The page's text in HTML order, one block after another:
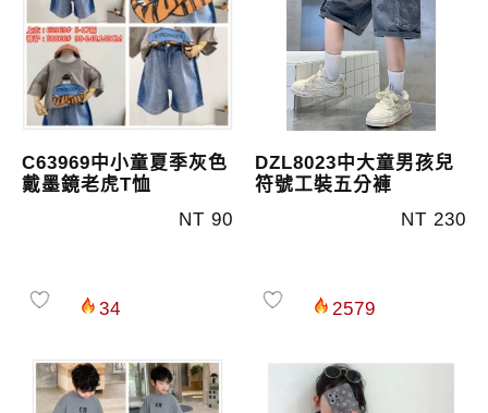
C63969中小童夏季灰色
戴墨鏡老虎T恤
NT 90
34
DZL8023中大童男孩兒
符號工裝五分褲
NT 230
2579